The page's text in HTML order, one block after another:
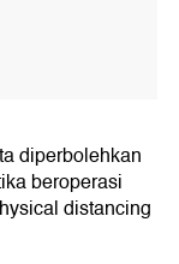
diperbolehkan
beroperasi
distancing